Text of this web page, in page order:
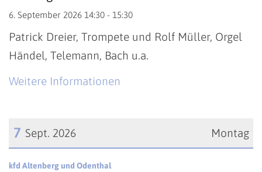
6. September 2026 14:30 - 15:30
Patrick Dreier, Trompete und Rolf Müller, Orgel
Händel, Telemann, Bach u.a.
Weitere Informationen
Montag
7 Sept. 2026
Datum: 7. September 2026
kfd Altenberg und Odenthal: